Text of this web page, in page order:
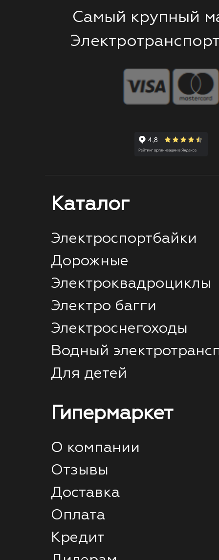
Самый крупный
Каталог
Электроспортбайки
Дорожные
Электроквадроциклы
Электро багги
Электроснегоходы
Водный
Для детей
Гипермаркет
О компании
Отзывы
Доставка
Оплата
Кредит